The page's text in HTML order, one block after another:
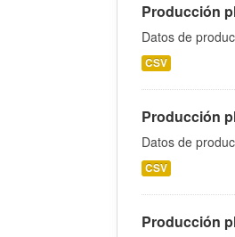
Producción
Datos de
CSV
Producción
Datos de
CSV
Producción